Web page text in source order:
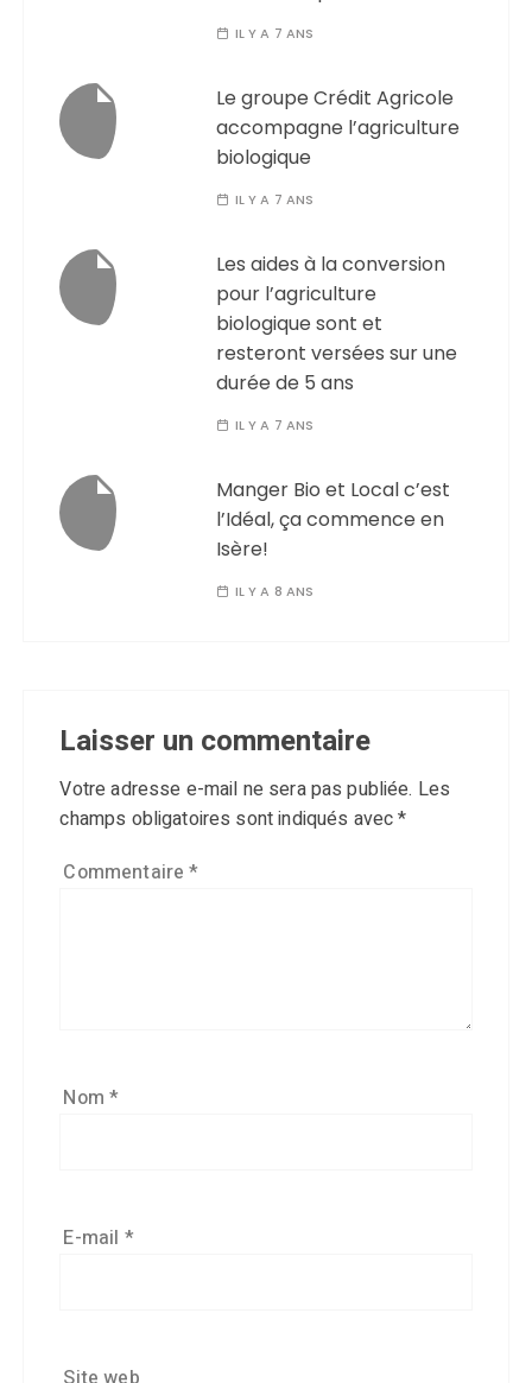
IL Y A 7 ANS
Le groupe Crédit Agricole
accompagne l’agriculture
biologique
IL Y A 7 ANS
Les aides à la conversion
pour l’agriculture
biologique sont et
resteront versées sur une
durée de 5 ans
IL Y A 7 ANS
Manger Bio et Local c’est
l’Idéal, ça commence en
Isère!
IL Y A 8 ANS
Laisser un commentaire
Votre adresse e-mail ne sera pas publiée. Les
champs obligatoires sont indiqués avec*
Commentaire*
Nom*
E-mail *